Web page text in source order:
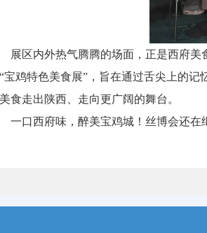
展区内外热气腾腾的场面，正是西府
宝鸡特色美食展”，旨在通过舌尖上的
食走出陕西、走向更广阔的舞台。
一口西府味，醉美宝鸡城！丝博会还在